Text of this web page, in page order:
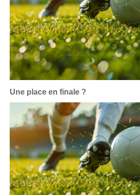
Une place en finale ?